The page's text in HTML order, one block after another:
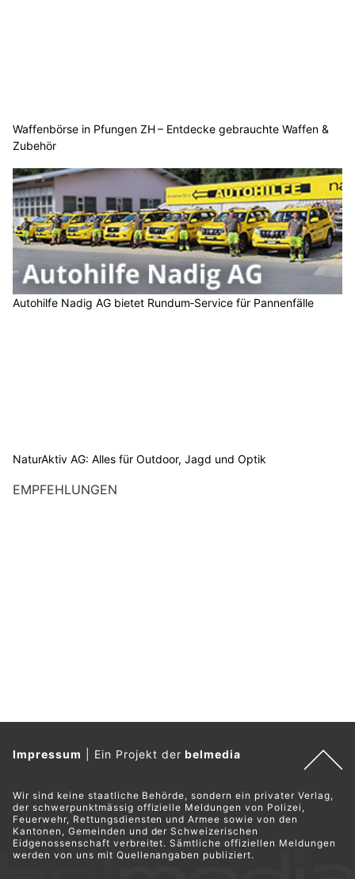
Waffenbörse in Pfungen ZH – Entdecke gebrauchte Waffen &
Zubehör
Autohilfe Nadig AG bietet Rundum‑Service für Pannenfälle
NaturAktiv AG: Alles für Outdoor, Jagd und Optik
EMPFEHLUNGEN
Impressum Ein Projekt derbelmedia
Wir sind keine staatliche Behörde, sondern ein privater Verlag,
der schwerpunktmässig offizielle Meldungen von Polizei,
Feuerwehr, Rettungsdiensten und Armee sowie von den
Kantonen, Gemeinden und der Schweizerischen
Eidgenossenschaft verbreitet. Sämtliche offiziellen Meldungen
werden von uns mit Quellenangaben publiziert.